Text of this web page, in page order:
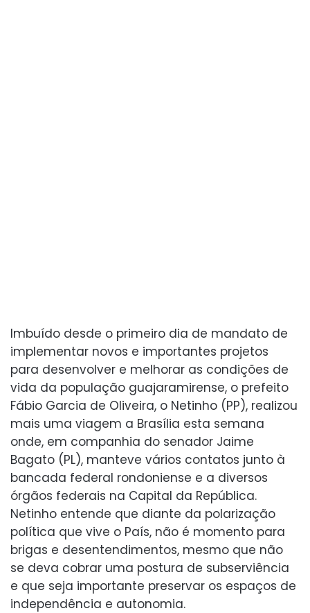
Imbuído desde o primeiro dia de mandato de
implementar novos e importantes projetos
para desenvolver e melhorar as condições de
vida da população guajaramirense, o prefeito
Fábio Garcia de Oliveira, o Netinho (PP), realizou
mais uma viagem a Brasília esta semana
onde, em companhia do senador Jaime
Bagato (PL), manteve vários contatos junto à
bancada federal rondoniense e a diversos
órgãos federais na Capital da República.
Netinho entende que diante da polarização
política que vive o País, não é momento para
brigas e desentendimentos, mesmo que não
se deva cobrar uma postura de subserviência
e que seja importante preservar os espaços de
independência e autonomia.